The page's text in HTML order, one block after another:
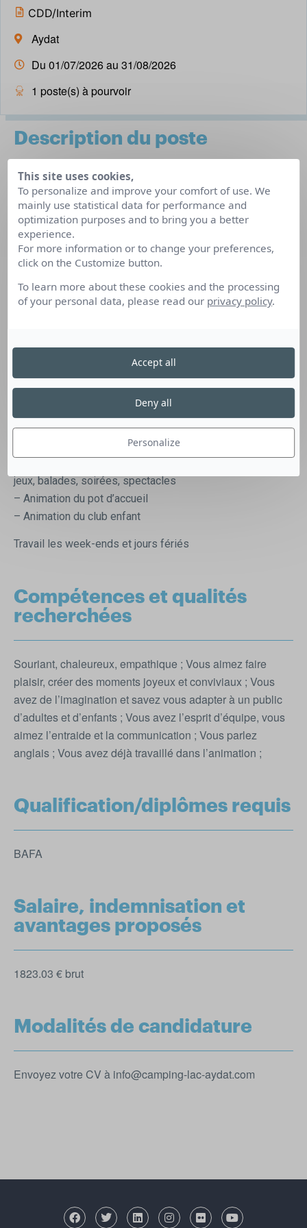
CDD/Interim
Aydat
Du 01/07/2026 au 31/08/2026
1 poste(s) à pourvoir
Description du poste
Vous recherchez un bureau avec vue sur lac ? Vous avez
un stock de blagues carambar ? Vous aimez créer des
souvenirs inoubliables pour petits et grands ? Rejoignez-
nous !
A l’ombre des pins et au bord du Lac d’Aydat, notre
étrangère, pour des séjours placés sous le signe de la
découverte, du calme et de la convivialité. Se développant
emplacements, un restaurant, une piscine, une aire de jeux,
des sanitaires refaits à neuf et bien d’autres services.
Afin d’animer notre camping durant les mois de juillet et
août, nous recherchons un animateur pour rejoindre une
équipe principalement jeune et fidèle d’année en année.
Vos missions principales seront :
jeux, balades, soirées, spectacles
– Animation du pot d’accueil
– Animation du club enfant
Travail les week-ends et jours fériés
Compétences et qualités
recherchées
Souriant, chaleureux, empathique ; Vous aimez faire
plaisir, créer des moments joyeux et conviviaux ; Vous
avez de l’imagination et savez vous adapter à un public
d’adultes et d’enfants ; Vous avez l’esprit d’équipe, vous
aimez l’entraide et la communication ; Vous parlez
anglais ; Vous avez déjà travaillé dans l’animation ;
Qualification/diplômes requis
BAFA
Salaire, indemnisation et
avantages proposés
1823.03 € brut
Modalités de candidature
Envoyez votre CV à info@camping-lac-aydat.com
This site uses cookies,
To personalize and improve your comfort of use. We
mainly use statistical data for performance and
optimization purposes and to bring you a better
experience.
For more information or to change your preferences,
click on the Customize button.
To learn more about these cookies and the processing
of your personal data, please read our privacy policy.
Personalize
Deny all
Accept all